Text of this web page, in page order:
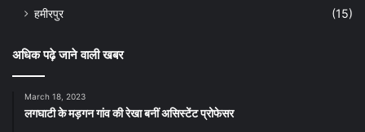
हमीरपुर
(15)
अधिक पढ़े जाने वाली खबर
March 18, 2023
लगघाटी के मड़गन गांव की रेखा बनीं असिस्टेंट प्रोफेसर